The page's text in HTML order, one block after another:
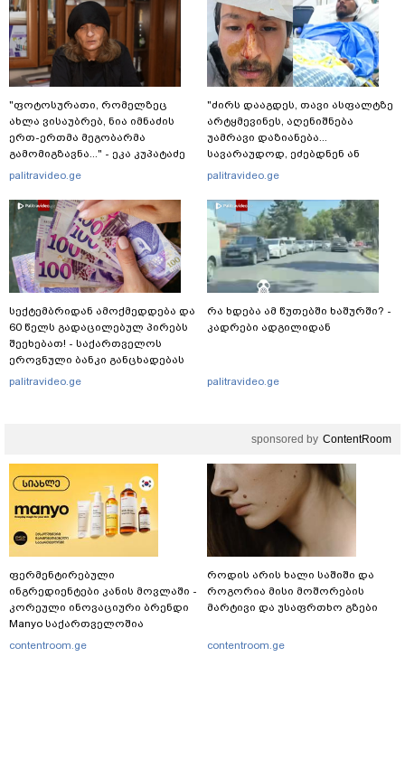
"ფოტოსურათი, რომელზეც
ახლა ვისაუბრებ, ნია იმნაძის
ერთ-ერთმა მეგობარმა
გამომიგზავნა..." - ეკა კუპატაძე
palitravideo.ge
სექტემბრიდან ამოქმედდება და
60 წელს გადაცილებულ პირებს
შეეხებათ! - საქართველოს
ეროვნული ბანკი განცხადებას
ავრცელებს
palitravideo.ge
"ძირს დააგდეს, თავი ასფალტზე
არტყმევინეს, აღენიშნება
უამრავი დაზიანება...
სავარაუდოდ, ეძებდნენ ან
დებდნენ ნარკოტიკს" - რას
რომელსაც
არასრულწლოვანები
ფიზიკურად გაუსწორდნენ?
palitravideo.ge
რა ხდება ამ წუთებში ხაშურში? -
კადრები ადგილიდან
palitravideo.ge
sponsored by ContentRoom
ფერმენტირებული
ინგრედიენტები კანის მოვლაში -
კორეული ინოვაციური ბრენდი
Manyo საქართველოშია
contentroom.ge
როდის არის ხალი საშიში და
როგორია მისი მოშორების
მარტივი და უსაფრთხო გზები
contentroom.ge